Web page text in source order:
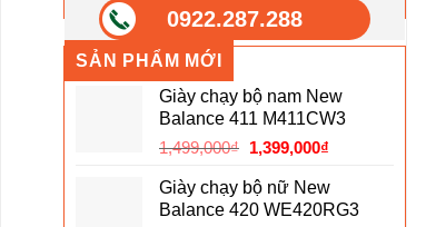
0922.287.288
SẢN PHẨM MỚI
Giày chạy bộ nam New
Balance 411 M411CW3
1,499,000₫ Giá
là:
1,499,000₫.
1,399,000₫Giá
tại
là:
Giày chạy bộ nữ New
Balance 420 WE420RG3